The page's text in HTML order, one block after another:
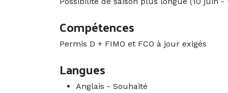
Compétences
Permis D + FIMO et FCO à jour exigés
Langues
Anglais - Souhaité